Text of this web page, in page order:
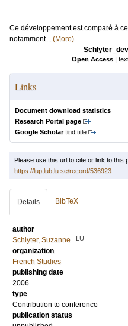
Ce développement est comparé à
notamment... (More)
Open Access |
Links
Document download statistics
Research Portal page
Google Scholarfind title
Please use this url to cite or link to this
https://lup.lub.lu.se/record/536923
Details BibTeX
author
Schlyter, Suzanne
LU
organization
French Studies
publishing date
2006
type
Contribution to conference
publication status